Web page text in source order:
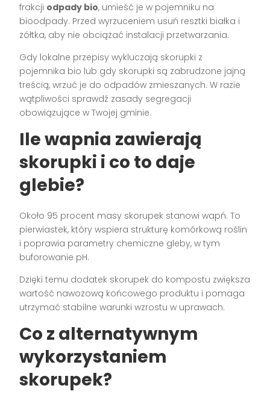
frakcji odpady bio, umieść je w pojemniku na
bioodpady. Przed wyrzuceniem usuń resztki białka i
żółtka, aby nie obciążać instalacji przetwarzania.
Gdy lokalne przepisy wykluczają skorupki z
pojemnika bio lub gdy skorupki są zabrudzone jajną
treścią, wrzuć je do odpadów zmieszanych. W razie
wątpliwości sprawdź zasady segregacji
obowiązujące w Twojej gminie.
Ile wapnia zawierają
skorupki i co to daje
glebie?
Około 95 procent masy skorupek stanowi wapń. To
pierwiastek, który wspiera strukturę komórkową roślin
i poprawia parametry chemiczne gleby, w tym
buforowanie pH.
Dzięki temu dodatek skorupek do kompostu zwiększa
wartość nawozową końcowego produktu i pomaga
utrzymać stabilne warunki wzrostu w uprawach.
Co z alternatywnym
wykorzystaniem
skorupek?